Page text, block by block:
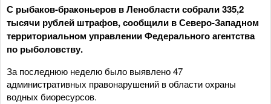
С рыбаков-браконьеров в Ленобласти собрали 335,2
тысячи рублей штрафов, сообщили в Северо-Западном
территориальном управлении Федерального агентства
по рыболовству.
За последнюю неделю было выявлено 47
административных правонарушений в области охраны
водных биоресурсов.